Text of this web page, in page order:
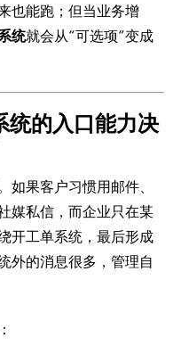
也能跑；但当业务增
统就会从“可选项”变成
统的入口能力决
如果客户习惯用邮件、
媒私信，而企业只在某
开工单系统，最后形成
外的消息很多，管理自